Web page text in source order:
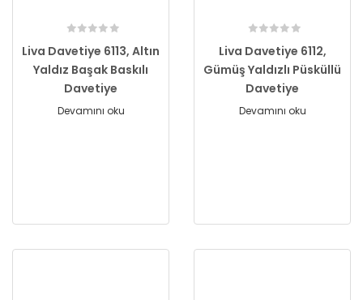
Liva Davetiye 6113, Altın
Yaldız Başak Baskılı
Davetiye
Devamını oku
Liva Davetiye 6112,
Gümüş Yaldızlı Püsküllü
Davetiye
Devamını oku